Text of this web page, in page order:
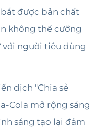
được bản chất
không thể cưỡng
với người tiêu dùng
dịch "Chia sẻ
Cola mở rộng sáng
sáng tạo lại đảm